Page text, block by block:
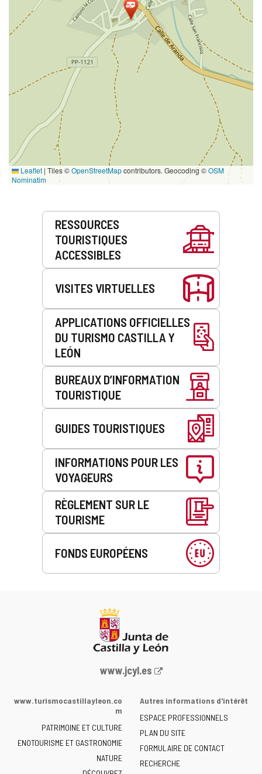
Leaflet | Tiles ©OpenStreetMapcontributors. Geocoding ©OSM
Nominatim
Prestations
RESSOURCES
TOURISTIQUES
ACCESSIBLES
VISITES VIRTUELLES
APPLICATIONS OFFICIELLES
DU TURISMO CASTILLA Y
LEÓN
BUREAUX D’INFORMATION
TOURISTIQUE
GUIDES TOURISTIQUES
INFORMATIONS POUR LES
VOYAGEURS
RÈGLEMENT SUR LE
TOURISME
FONDS EUROPÉENS
Portail
la
de
Castilla
y
www.jcyl.es
www.turismocastillayleon.co
m
PATRIMOINE ET CULTURE
ENOTOURISME ET GASTRONOMIE
NATURE
Autres informations d'intérêt
ESPACE PROFESSIONNELS
PLAN DU SITE
FORMULAIRE DE CONTACT
RECHERCHE